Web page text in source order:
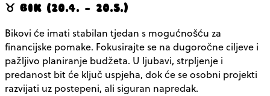
♉ BIK (20.4. – 20.5.)
Bikovi će imati stabilan tjedan s mogućnošću za
financijske pomake. Fokusirajte se na dugoročne ciljeve i
pažljivo planiranje budžeta. U ljubavi, strpljenje i
predanost bit će ključ uspjeha, dok će se osobni projekti
razvijati uz postepeni, ali siguran napredak.